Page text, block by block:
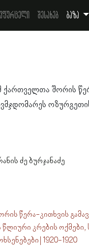
შესახებ ბაზა
ქართველთა შორის
ძე ბურჯანაძე
წერა-კითხვის
კრების ოქმები,
| 1920-1920